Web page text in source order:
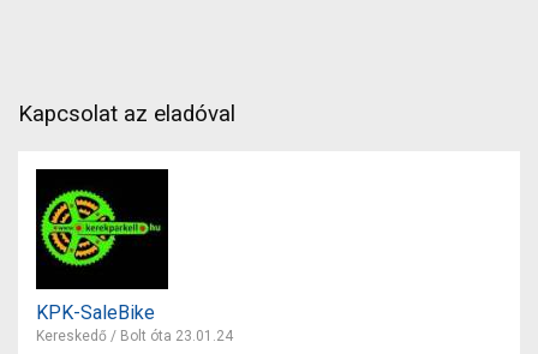
Kapcsolat az eladóval
KPK-SaleBike
Kereskedő / Bolt óta 23.01.24